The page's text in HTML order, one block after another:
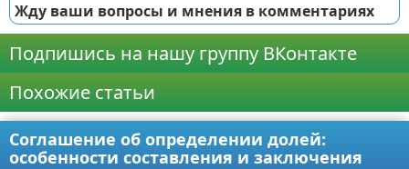
Жду ваши вопросы и мнения в комментариях
Подпишись на нашу группу ВКонтакте
Похожие статьи
Соглашение об определении долей:
особенности составления и заключения